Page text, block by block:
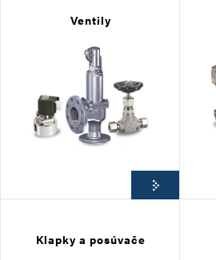
Ventily
Klapky a posúvače